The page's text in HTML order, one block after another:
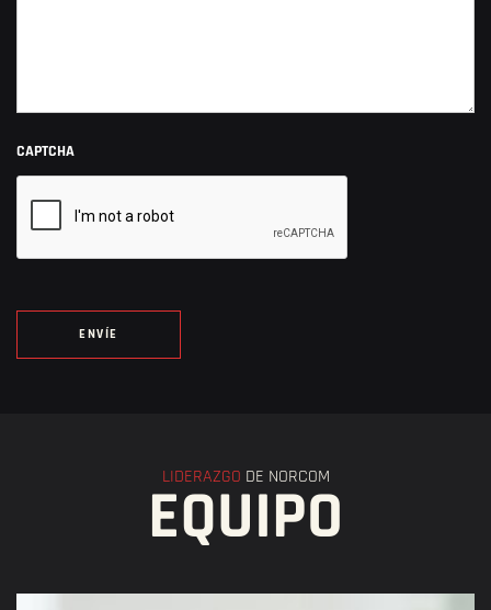
CAPTCHA
LIDERAZGO DE NORCOM
EQUIPO